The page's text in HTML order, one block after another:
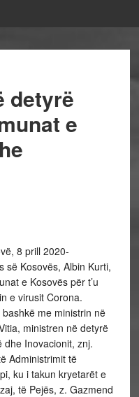
detyrë
e
8 prill 2020-
së Kosovës, Albin Kurti,
e Kosovës për t’u
e virusit Corona.
me ministrin në
ministren në detyrë
dhe Inovacionit, znj.
Administrimit të
ku i takun kryetarët e
të Pejës, z. Gazmend